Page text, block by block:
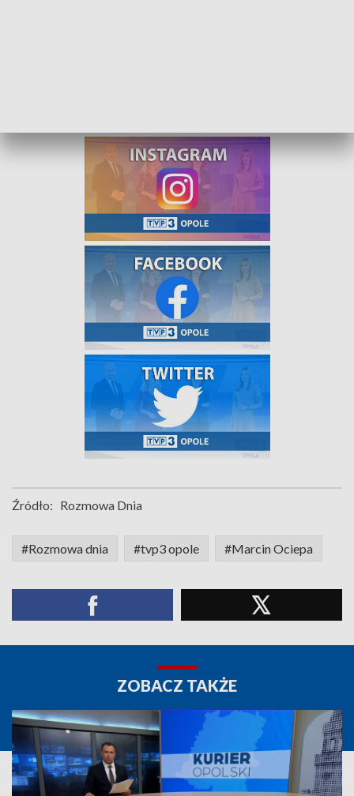
Źródło: Rozmowa Dnia
#Rozmowa dnia #tvp3 opole #Marcin Ociepa
ZOBACZ TAKŻE